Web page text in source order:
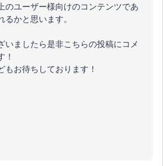
のユーザー様向けのコンテンツであ
かと思います。
いましたら是非こちらの投稿にコメ
！
お待ちしております！